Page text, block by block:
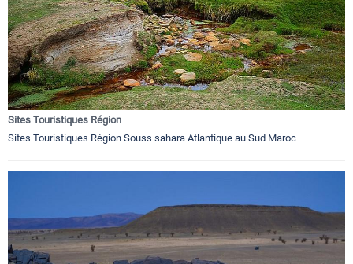
Sites Touristiques Région
Sites Touristiques Région Souss sahara Atlantique au Sud Maroc